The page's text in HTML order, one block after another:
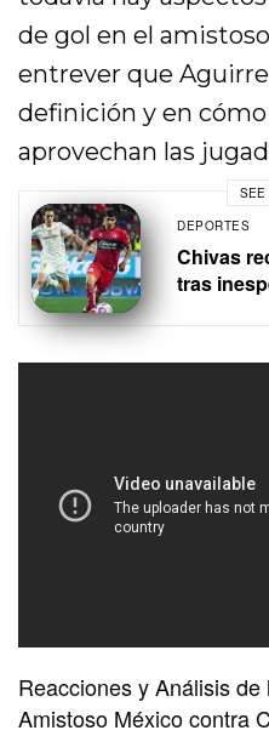
de gol en el
entrever que
definición y en
aprovechan las
SEE
DEPORTES
Chivas
tras
Reacciones y Análisis
Amistoso México contra